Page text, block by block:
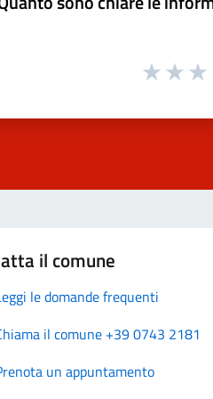
il comune
le domande frequenti
il comune +39 0743 2181
un appuntamento